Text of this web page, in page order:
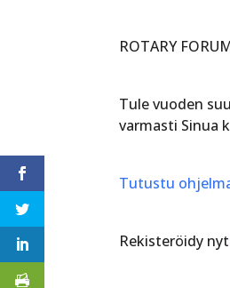
ROTARY
Tule vuoden
varmasti Sinua
Tutustu
Rekisteröidy